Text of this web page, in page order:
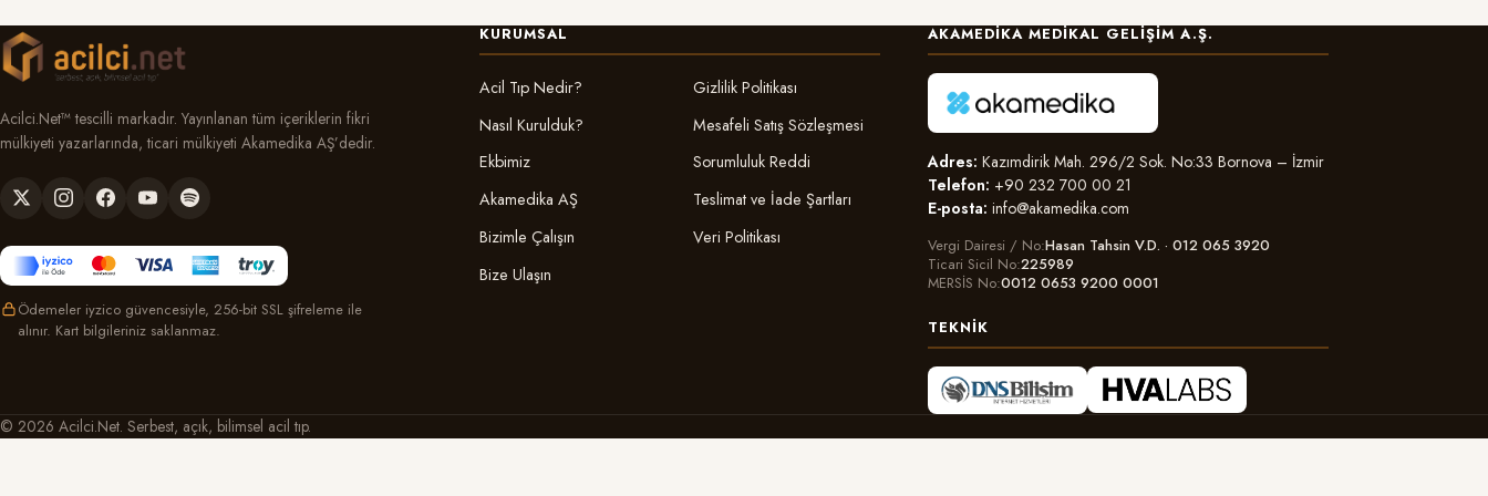
Acilci.Net™ tescilli markadır. Yayınlanan tüm içeriklerin fikri
mülkiyeti yazarlarında, ticari mülkiyeti Akamedika AŞ’dedir.
Ödemeler iyzico güvencesiyle, 256-bit SSL şifreleme ile
alınır. Kart bilgileriniz saklanmaz.
KURUMSAL
Acil Tıp Nedir?
Nasıl Kurulduk?
Ekbimiz
Akamedika AŞ
Bizimle Çalışın
Bize Ulaşın
Gizlilik Politikası
Mesafeli Satış Sözleşmesi
Sorumluluk Reddi
Teslimat ve İade Şartları
Veri Politikası
AKAMEDIKA MEDIKAL GELIŞIM A.Ş.
Adres: Kazımdirik Mah. 296/2 Sok. No:33 Bornova – İzmir
Telefon: +90 232 700 00 21
E-posta: info@akamedika.com
Vergi Dairesi / No Hasan Tahsin V.D. · 012 065 3920
Ticari Sicil No 225989
MERSİS No 0012 0653 9200 0001
TEKNIK
© 2026 Acilci.Net. Serbest, açık, bilimsel acil tıp.